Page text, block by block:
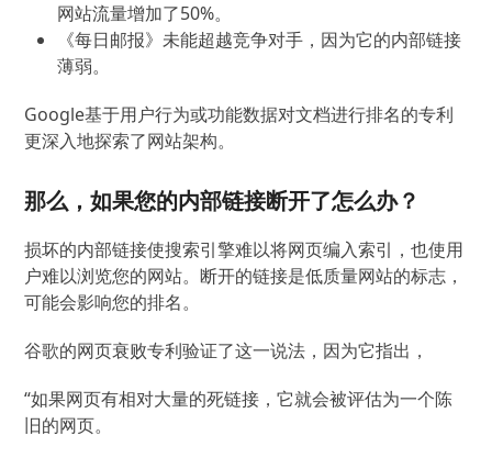
网站流量增加了50%。
《每日邮报》未能超越竞争对手，因为它的内部链接
薄弱。
Google基于用户行为或功能数据对文档进行排名的专利
更深入地探索了网站架构。
那么，如果您的内部链接断开了怎么办？
损坏的内部链接使搜索引擎难以将网页编入索引，也使用
户难以浏览您的网站。断开的链接是低质量网站的标志，
可能会影响您的排名。
谷歌的网页衰败专利验证了这一说法，因为它指出，
“如果网页有相对大量的死链接，它就会被评估为一个陈
旧的网页。